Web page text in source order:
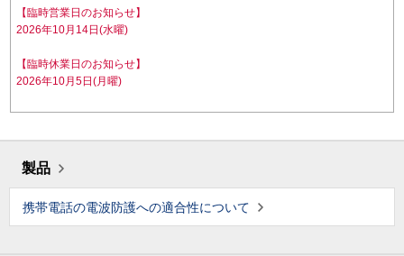
【臨時営業日のお知らせ】
2026年10月14日(水曜)
【臨時休業日のお知らせ】
2026年10月5日(月曜)
製品
携帯電話の電波防護への適合性について